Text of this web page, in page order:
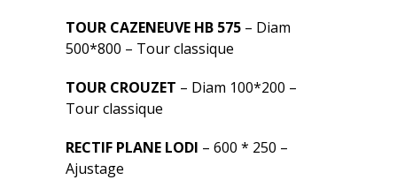
TOUR CAZENEUVE HB 575 – Diam
500*800 – Tour classique
TOUR CROUZET – Diam 100*200 –
Tour classique
RECTIF PLANE LODI – 600 * 250 –
Ajustage